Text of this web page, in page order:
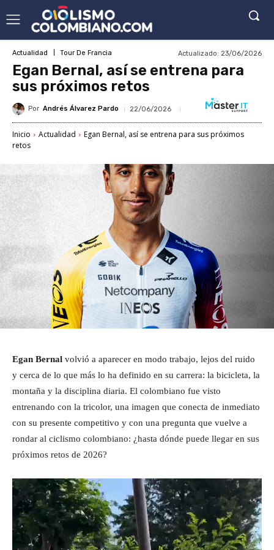
Actualidad Tour De Francia Actualizado: 23/06/2026
Egan Bernal, así se entrena para
sus próximos retos
Por Andrés Álvarez Pardo 22/06/2026
Inicio Actualidad
Egan Bernal, así se entrena para sus próximos
retos
Egan Bernal volvió a aparecer en modo trabajo, lejos del ruido
y cerca de lo que más lo ha definido en su carrera: la bicicleta, la
montaña y la disciplina diaria. El colombiano fue visto
entrenando con la tricolor, una imagen que conecta de inmediato
con su presente competitivo y con una pregunta que vuelve a
rondar al ciclismo colombiano: ¿hasta dónde puede llegar en sus
próximos retos de 2026?